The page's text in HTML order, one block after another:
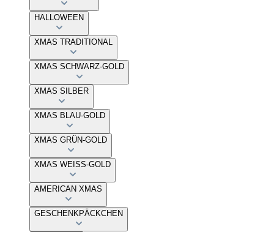
HALLOWEEN
XMAS TRADITIONAL
XMAS SCHWARZ-GOLD
XMAS SILBER
XMAS BLAU-GOLD
XMAS GRÜN-GOLD
XMAS WEISS-GOLD
AMERICAN XMAS
GESCHENKPÄCKCHEN